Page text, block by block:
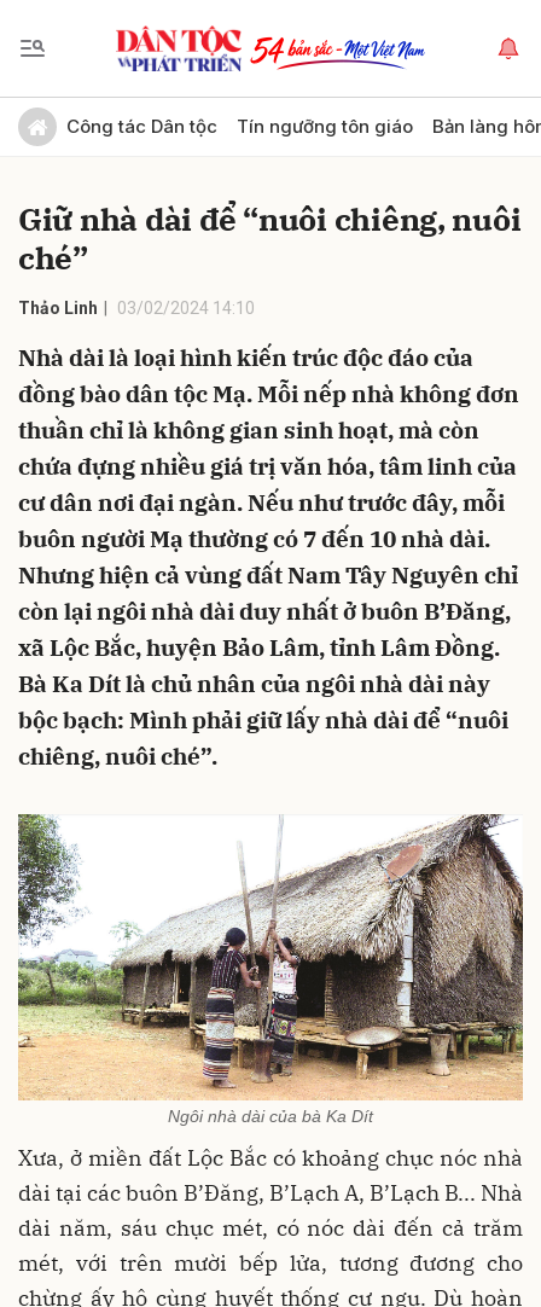
Công tác Dân tộc Tín ngưỡng tôn giáo Bản làng
Giữ nhà dài để “nuôi chiêng, nuôi
ché”
Thảo Linh 03/02/2024 14:10
Nhà dài là loại hình kiến trúc độc đáo của
đồng bào dân tộc Mạ. Mỗi nếp nhà không đơn
thuần chỉ là không gian sinh hoạt, mà còn
chứa đựng nhiều giá trị văn hóa, tâm linh của
cư dân nơi đại ngàn. Nếu như trước đây, mỗi
buôn người Mạ thường có 7 đến 10 nhà dài.
Nhưng hiện cả vùng đất Nam Tây Nguyên chỉ
còn lại ngôi nhà dài duy nhất ở buôn B’Đăng,
xã Lộc Bắc, huyện Bảo Lâm, tỉnh Lâm Đồng.
Bà Ka Dít là chủ nhân của ngôi nhà dài này
bộc bạch: Mình phải giữ lấy nhà dài để “nuôi
chiêng, nuôi ché”.
Ngôi nhà dài của bà Ka Dít
Xưa, ở miền đất Lộc Bắc có khoảng chục nóc nhà
dài tại các buôn B’Đăng, B’Lạch A, B’Lạch B... Nhà
dài năm, sáu chục mét, có nóc dài đến cả trăm
mét, với trên mười bếp lửa, tương đương cho
chừng ấy hộ cùng huyết thống cư ngụ. Dù hoàn
Gửi bình luận
Hủy Gửi